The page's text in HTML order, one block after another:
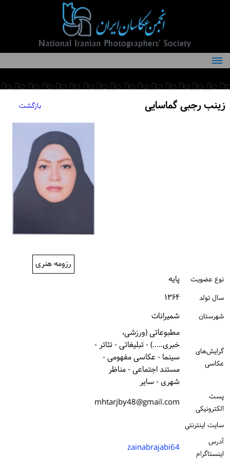
درباره انجمن
کمیته‌های انجمن
اعضاء انجمنزینب رجبی گماسایی بازگشت
رزومه هنری
نوع عضویت پایه
سال تولد ۱۳۶۴
شهرستان شمیرانات
گرایش‌های
عکاسی
مطبوعاتی (ورزشی،
خبری.....) - تبلیغاتی - تئاتر -
سینما - عکاسی مفهومی -
مستند اجتماعی - مناظر
شهری - سایر
پست
الكترونیكی
mhtarjby48@gmail.com
سایت اینترنتی
آدرس
اینستاگرام
zainabrajabi64